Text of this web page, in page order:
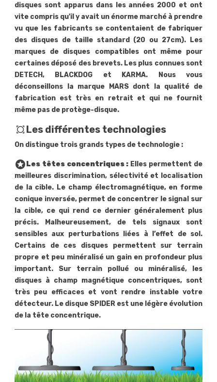
disques sont apparus dans les années 2000 et ont
vite compris qu'il y avait un énorme marché à prendre
vu que les fabricants se contentaient de fabriquer
des disques de taille standard (20 ou 27cm). Les
marques de disques compatibles ont même pour
certaines déposé des brevets. Les plus connues sont
DETECH, BLACKDOG et KARMA. Nous vous
déconseillons la marque MARS dont la qualité de
fabrication est très en retrait et qui ne fournit
même pas de protège-disque.
all_outLes différentes technologies
On distingue trois grands types de technologie :
starsLes têtes concentriques : Elles permettent de
meilleures discrimination, sélectivité et localisation
de la cible. Le champ électromagnétique, en forme
conique inversée, permet de concentrer le signal sur
la cible, ce qui rend ce dernier généralement plus
précis. Malheureusement, de tels signaux sont
sensibles aux perturbations liées à l’effet de sol.
Certains de ces disques permettent sur terrain
propre et peu minéralisé un gain en profondeur plus
important. Sur terrain pollué ou minéralisé, les
disques à champ magnétique concentriques, sont
très peu efficaces et vont rendre instable votre
détecteur. Le disque SPIDER est une légère évolution
de la tête concentrique.